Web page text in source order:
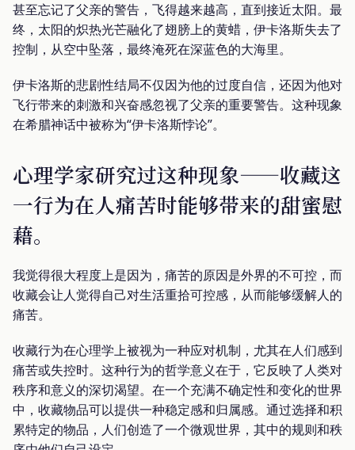
甚至忘记了父亲的警告，飞得越来越高，直到接近太阳。最
终，太阳的炽热光芒融化了翅膀上的黄蜡，伊卡洛斯失去了
控制，从空中坠落，最终淹死在深蓝色的大海里。
伊卡洛斯的悲剧性结局不仅因为他的过度自信，还因为他对
飞行带来的刺激和兴奋感忽视了父亲的重要警告。这种现象
在希腊神话中被称为“伊卡洛斯悖论”。
心理学家研究过这种现象——收藏这
一行为在人痛苦时能够带来的甜蜜慰
藉。
我觉得很大程度上是因为，痛苦的原因是外界的不可控，而
收藏会让人觉得自己对生活重拾可控感，从而能够缓解人的
痛苦。
收藏行为在心理学上被视为一种应对机制，尤其在人们感到
痛苦或失控时。这种行为的哲学意义在于，它反映了人类对
秩序和意义的深切渴望。在一个充满不确定性和变化的世界
中，收藏物品可以提供一种稳定感和归属感。通过选择和积
累特定的物品，人们创造了一个微观世界，其中的规则和秩